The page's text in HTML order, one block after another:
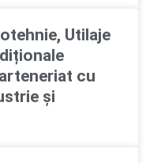
Utilaje
cu
şi